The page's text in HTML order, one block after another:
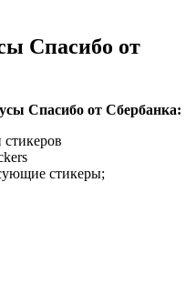
Спасибо от
Спасибо от Сбербанка:
стикеров
стикеры;